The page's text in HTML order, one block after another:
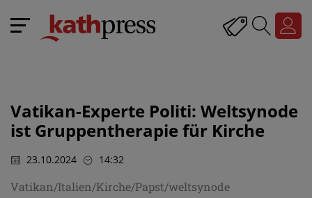
Vatikan-Experte Politi: Weltsynode
ist Gruppentherapie für Kirche
23.10.2024 14:32
Vatikan/Italien/Kirche/Papst/weltsynode